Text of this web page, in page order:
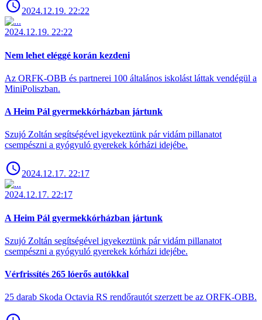
2024.12.19. 22:22
2024.12.19. 22:22
Nem lehet eléggé korán kezdeni
Az ORFK-OBB és partnerei 100 általános iskolást láttak vendégül a
MiniPoliszban.
A Heim Pál gyermekkórházban jártunk
Szujó Zoltán segítségével igyekeztünk pár vidám pillanatot
csempészni a gyógyuló gyerekek kórházi idejébe.
2024.12.17. 22:17
2024.12.17. 22:17
A Heim Pál gyermekkórházban jártunk
Szujó Zoltán segítségével igyekeztünk pár vidám pillanatot
csempészni a gyógyuló gyerekek kórházi idejébe.
Vérfrissítés 265 lóerős autókkal
25 darab Skoda Octavia RS rendőrautót szerzett be az ORFK-OBB.